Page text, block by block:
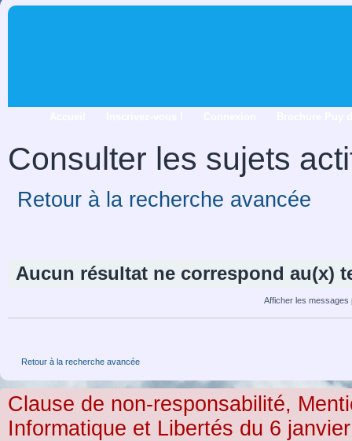
Consulter les sujets
Retour à la recherche avancée
Aucun résultat ne correspond au(x)
Afficher les
Retour à la recherche avancée
Clause de non-responsabilité,
Informatique et Libertés du 6